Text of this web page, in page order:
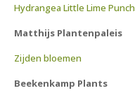
Hydrangea Little Lime Punch,
Matthijs Plantenpaleis
Zijden bloemen
Beekenkamp Plants